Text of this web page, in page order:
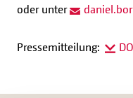
oder unter
Pressemitteilung: